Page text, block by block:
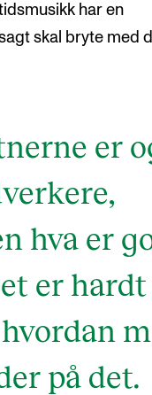
har en
skal bryte med
er
hva er
er hardt
på det.